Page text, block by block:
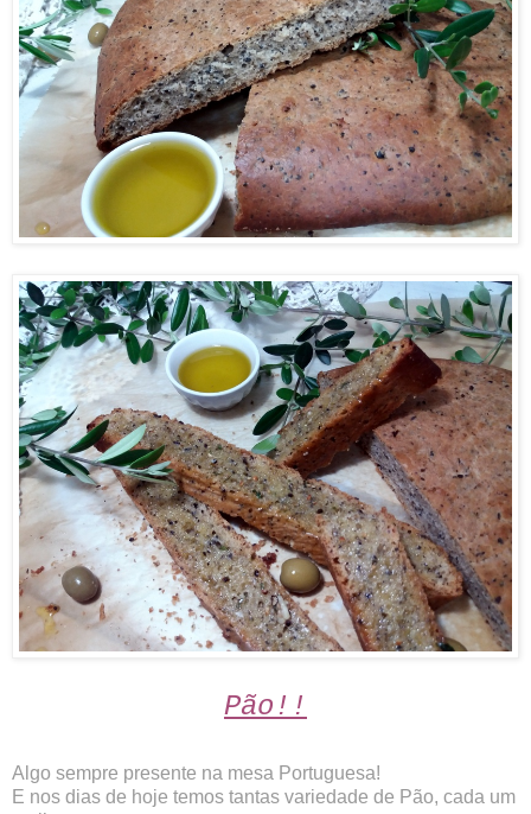
Pão!!
Algo sempre presente na mesa Portuguesa!
E nos dias de hoje temos tantas variedade de Pão, cada um